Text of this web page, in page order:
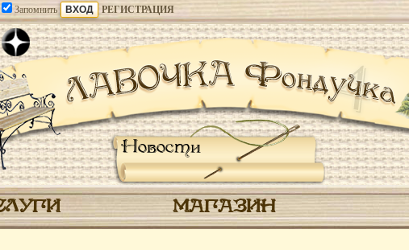
Запомнить РЕГИСТРАЦИЯ
Новости
МАГАЗИН